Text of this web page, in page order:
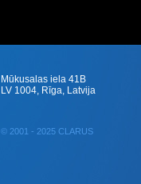
Mūkusalas iela 41B
LV 1004, Rīga, Latvija
© 2001 - 2025 CLARUS